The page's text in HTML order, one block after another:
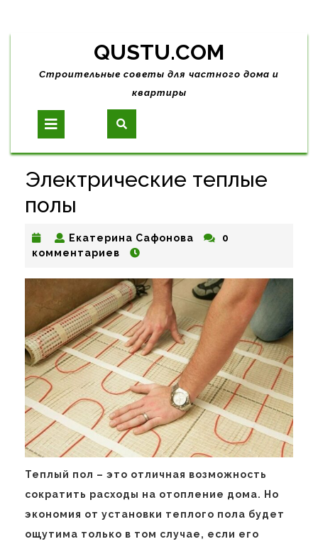
Skip
content
QUSTU.COM
Строительные советы для частного дома и
квартиры
Open
Button
Электрические теплые
полы
Екатерина Сафонова Екатерина
0
комментариев
Теплый пол – это отличная возможность
сократить расходы на отопление дома. Но
экономия от установки теплого пола будет
ощутима только в том случае, если его